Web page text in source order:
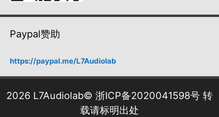
Paypal赞助
https://paypal.me/L7Audiolab
2026 L7Audiolab© 浙ICP备2020041598号 转
载请标明出处